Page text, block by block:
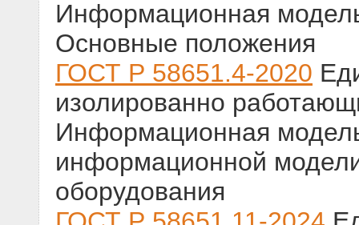
Информационная
Основные положения
ГОСТ Р 58651.4-2020
изолированно
Информационная
информационной
оборудования